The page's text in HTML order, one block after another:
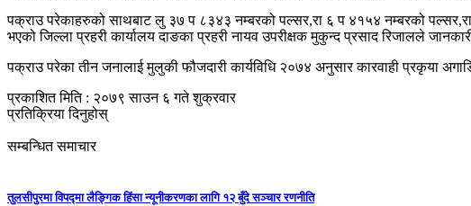
पक्राउ परेकाहरुको साथबाट लु ३७ प ८३४३ नम्बरको पल्सर,रा ६ प ४१५४ नम्बरको
भएको जिल्ला प्रहरी कार्यालय दाङका प्रहरी नायव उपरीक्षक मुकुन्द प्रसाद रिजालले
पक्राउ परेका तीन जनालाई मुलुकी फौजदारी कार्यविधि २०७४ अनुसार कारवाही प्रकृया
प्रकाशित मिति : २०७९ साउन ६ गते शुक्रवार
प्रतिक्रिया दिनुहोस्
सम्बन्धित समाचार
तुलसीपुरमा विपद्मा लैङ्गिक हिंसा न्यूनीकरणका लागि १२ बुँदे सञ्चार रणनीति